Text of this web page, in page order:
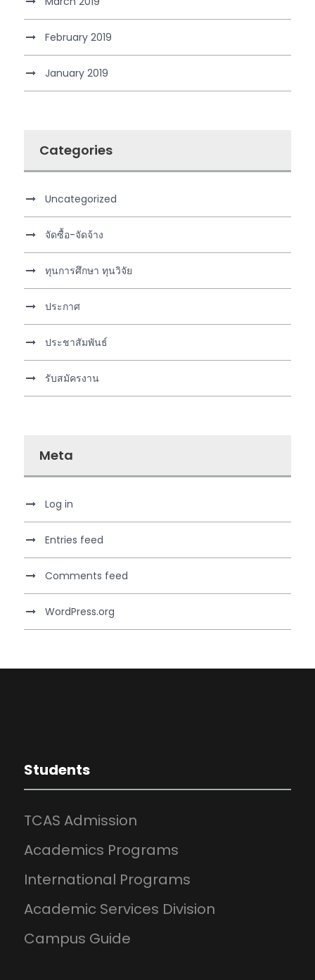
February 2019
January 2019
Categories
Uncategorized
จัดซื้อ-จัดจ้าง
ทุนการศึกษา ทุนวิจัย
ประกาศ
ประชาสัมพันธ์
รับสมัครงาน
Meta
Log in
Entries feed
Comments feed
WordPress.org
Students
TCAS Admission
Academics Programs
International Programs
Academic Services Division
Campus Guide